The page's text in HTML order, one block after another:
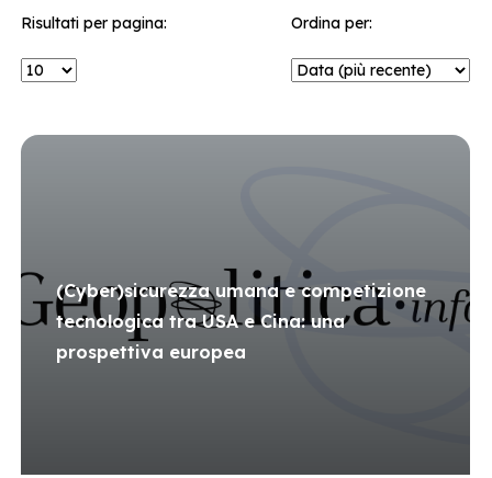
Risultati per pagina: Ordina per:
(Cyber)sicurezza umana e competizione
tecnologica tra USA e Cina: una
prospettiva europea